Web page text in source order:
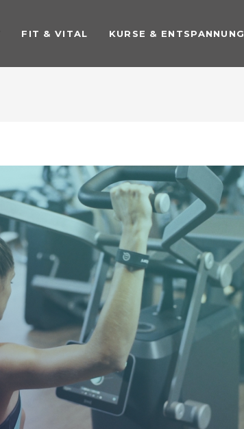
FIT & VITAL KURSE & ENTSPANNUNG